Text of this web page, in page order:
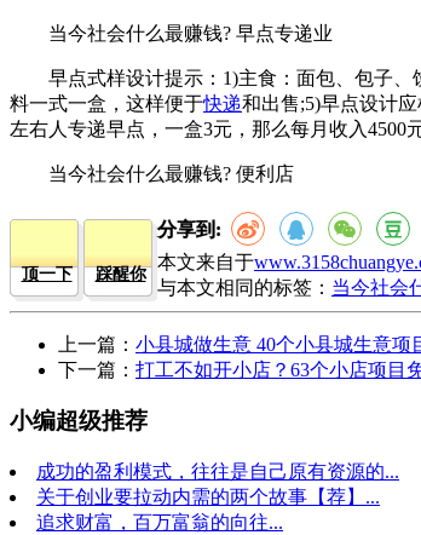
当今社会什么最赚钱? 早点专递业
早点式样设计提示：1)主食：面包、包子、
料一式一盒，这样便于快递和出售;5)早点设计
左右人专递早点，一盒3元，那么每月收入4500
当今社会什么最赚钱? 便利店
顶一下 踩醒你
分享到:
本文来自于
与本文相同的标签： 当今社会
上一篇： 小县城做生意 40个小县城生意项
下一篇： 打工不如开小店？63个小店项目
小编超级推荐
成功的盈利模式，往往是自己原有资源的...
关于创业要拉动内需的两个故事【荐】...
追求财富，百万富翁的向往...